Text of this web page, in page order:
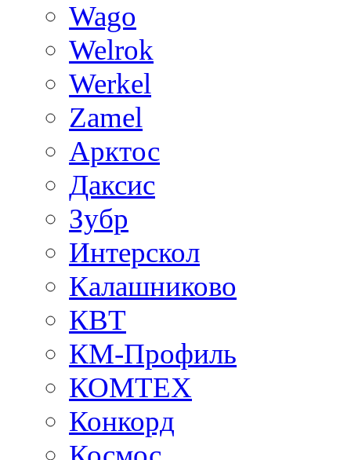
Wago
Welrok
Werkel
Zamel
Арктос
Даксис
Зубр
Интерскол
Калашниково
КВТ
КМ-Профиль
КОМТЕХ
Конкорд